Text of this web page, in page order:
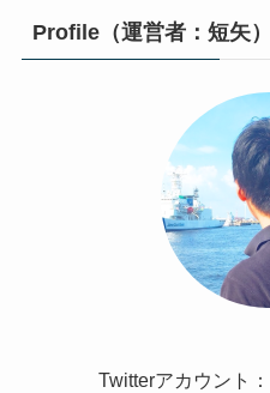
Profile（運営者：短矢）
Twitterアカウント：